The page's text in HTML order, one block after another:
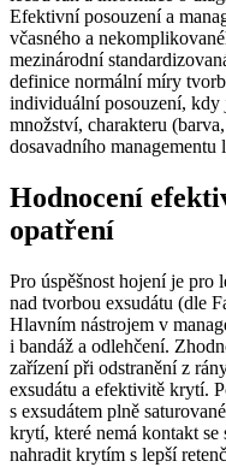
Efektivní posouzení a
včasného a
mezinárodní
definice normální míry
individuální posouzení, kdy
množství, charakteru
dosavadního managementu
Hodnocení
opatření
Pro úspěšnost hojení je pro
nad tvorbou exsudátu (dle
Hlavním nástrojem v
i bandáž a odlehčení.
zařízení při odstranění z
exsudátu a efektivitě krytí.
s exsudátem plně
krytí, které nemá kontakt
nahradit krytím s lepší